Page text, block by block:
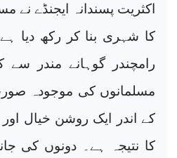
اکثریت پسندانہ ایجنڈے نے
کا شہری بنا کر رکھ دیا
رامچندر گوہانے مندر سے
مسلمانوں کی موجودہ
کے اندر ایک روشن خیال
کا نتیجہ ہے۔ دونوں کی